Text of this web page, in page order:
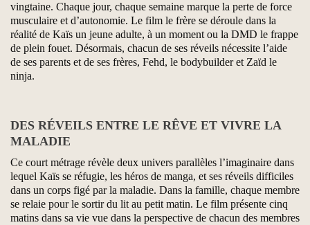
vingtaine. Chaque jour, chaque semaine marque la perte de force
musculaire et d’autonomie. Le film le frère se déroule dans la
réalité de Kaïs un jeune adulte, à un moment ou la DMD le frappe
de plein fouet. Désormais, chacun de ses réveils nécessite l’aide
de ses parents et de ses frères, Fehd, le bodybuilder et Zaïd le
ninja.
DES RÉVEILS ENTRE LE RÊVE ET VIVRE LA
MALADIE
Ce court métrage révèle deux univers parallèles l’imaginaire dans
lequel Kaïs se réfugie, les héros de manga, et ses réveils difficiles
dans un corps figé par la maladie. Dans la famille, chaque membre
se relaie pour le sortir du lit au petit matin. Le film présente cinq
matins dans sa vie vue dans la perspective de chacun des membres